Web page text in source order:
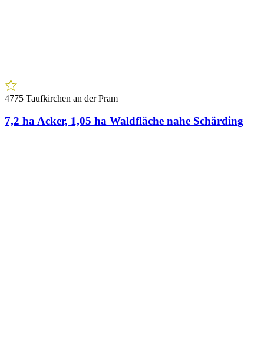
4775 Taufkirchen an der Pram
7,2 ha Acker, 1,05 ha Waldfläche nahe Schärding